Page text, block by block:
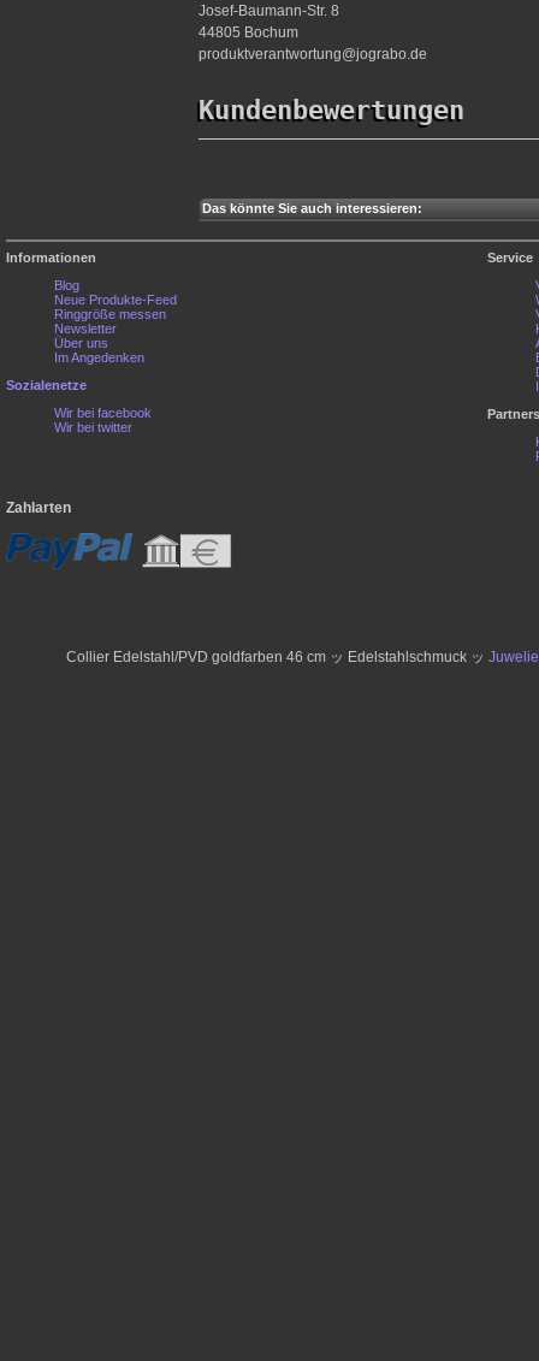
Josef-Baumann-Str. 8
44805 Bochum
produktverantwortung@jograbo.de
Kundenbewertungen
Das könnte Sie auch interessieren:
Informationen
Blog
Neue Produkte-Feed
Ringgröße messen
Newsletter
Über uns
Im Angedenken
Sozialenetze
Wir bei facebook
Wir bei twitter
Service
Zahlarten
Collier Edelstahl/PVD goldfarben 46 cm ッ Edelstahlschmuck ッ